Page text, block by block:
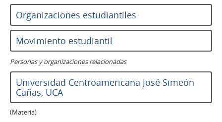
Organizaciones estudiantiles
Movimiento estudiantil
Personas y organizaciones relacionadas
Universidad Centroamericana José Simeón
Cañas, UCA
(Materia)